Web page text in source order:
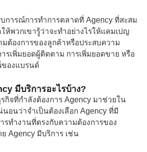
การณ์การทำการตลาดที่ Agency ที่สะสม
ห้พวกเขารู้ว่าจะทำอย่างไรให้แคมเปญ
มต้องการของลูกค้าหรือประสบความ
ารเพิ่มยอดผู้ติดตาม การเพิ่มยอดขาย หรือ
องแบรนด์
มีบริการอะไรบ้าง?
กิจที่กำลังต้องการ Agency มาช่วยใน
อนว่าจำเป็นต้องเลือก Agency ที่มี
รทำงานที่ตรงกับความต้องการของ
Agency มีบริการ เช่น